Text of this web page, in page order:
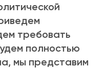
требовать
полностью
мы представим